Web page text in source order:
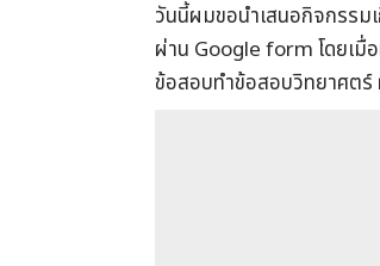
วันนี้ผมขอนำเสนอกิจกรรม
ผ่าน Google form โดยเมื่
ข้อสอบทำข้อสอบวิทยาศตร์